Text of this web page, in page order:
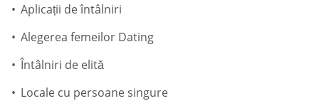
Aplicații de întâlniri
Alegerea femeilor Dating
Întâlniri de elită
Locale cu persoane singure